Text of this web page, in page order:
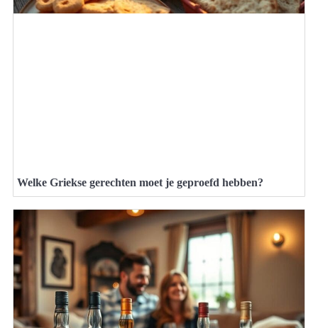
Welke Griekse gerechten moet je geproefd hebben?